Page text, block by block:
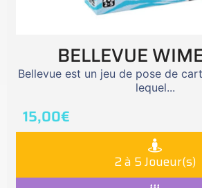
BELLEVUE
Bellevue est un jeu de pose de
lequel...
15,00€
2 à 5 Joueur(s)